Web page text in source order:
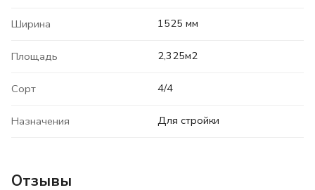
Ширина 1525 мм
Площадь 2,325м2
Сорт 4/4
Назначения Для стройки
Отзывы